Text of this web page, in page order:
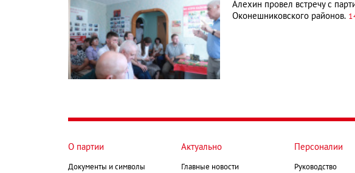
Алехин провел встречу с
Оконешниковского районов.
О партии
Документы и символы
Актуально
Главные новости
Персоналии
Руководство